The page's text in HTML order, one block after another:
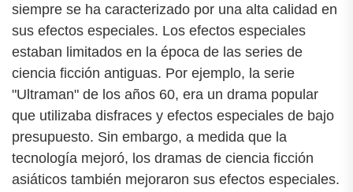
siempre se ha caracterizado por una alta calidad en
sus efectos especiales. Los efectos especiales
estaban limitados en la época de las series de
ciencia ficción antiguas. Por ejemplo, la serie
"Ultraman" de los años 60, era un drama popular
que utilizaba disfraces y efectos especiales de bajo
presupuesto. Sin embargo, a medida que la
tecnología mejoró, los dramas de ciencia ficción
asiáticos también mejoraron sus efectos especiales.